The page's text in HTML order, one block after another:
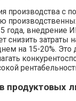
производства с
года, внедрение
снизить затраты
на 15-20%. Это
продуктовых